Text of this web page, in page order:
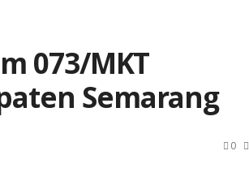
073/MKT
Semarang
0